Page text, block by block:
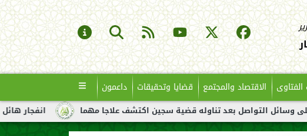
الفتاوى الاقتصاد والمجتمع قضايا وتحقيقات داعمون
انفجار هائل لناقلة نفط قبالة تناوله قضية سجين اكتشف علاجا مهما